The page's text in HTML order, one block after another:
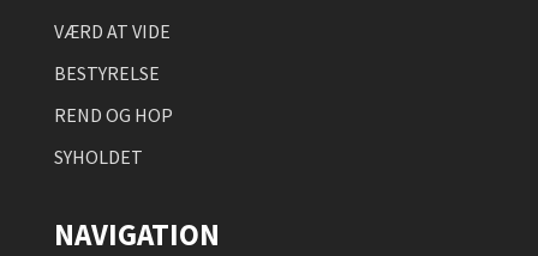
VÆRD AT VIDE
BESTYRELSE
REND OG HOP
SYHOLDET
NAVIGATION